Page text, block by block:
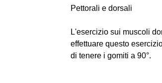
Pettorali e dorsali
L'esercizio sui muscoli
effettuare questo
di tenere i gomiti a 90°.